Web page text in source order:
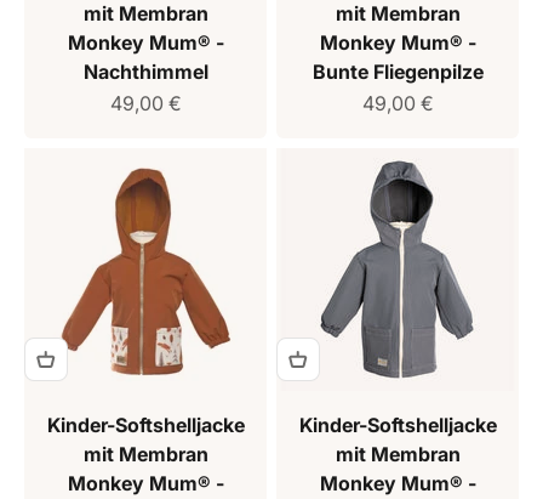
mit Membran
Monkey Mum® -
Nachthimmel
Verkaufspreis
49,00 €
mit Membran
Monkey Mum® -
Bunte Fliegenpilze
Verkaufspreis
49,00 €
Kinder-Softshelljacke
mit Membran
Monkey Mum® -
Kinder-Softshelljacke
mit Membran
Monkey Mum® -